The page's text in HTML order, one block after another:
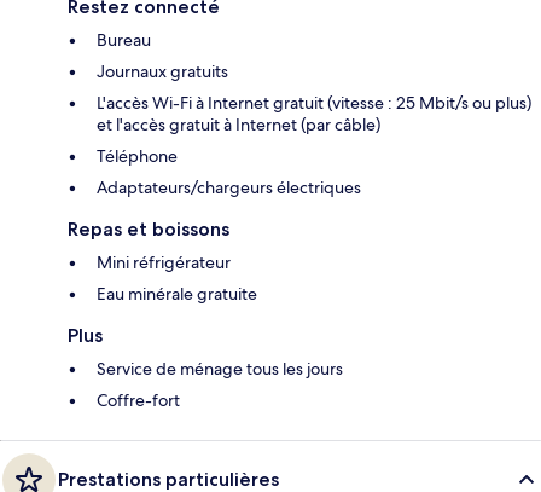
Restez connecté
Bureau
Journaux gratuits
L'accès Wi-Fi à Internet gratuit (vitesse : 25 Mbit/s ou plus)
et l'accès gratuit à Internet (par câble)
Téléphone
Adaptateurs/chargeurs électriques
Repas et boissons
Mini réfrigérateur
Eau minérale gratuite
Plus
Service de ménage tous les jours
Coffre-fort
Prestations particulières